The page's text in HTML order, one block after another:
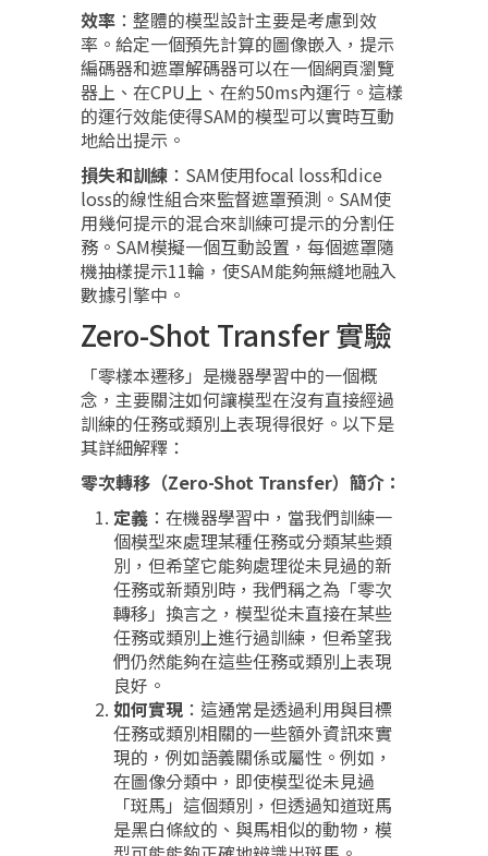
效率 ：整體的模型設計主要是考慮到效
率。給定一個預先計算的圖像嵌入，提示
編碼器和遮罩解碼器可以在一個網頁瀏覽
器上、在CPU上、在約50ms內運行。這樣
的運行效能使得SAM的模型可以實時互動
地給出提示。
損失和訓練 ：SAM使用focal loss和dice
loss的線性組合來監督遮罩預測。SAM使
用幾何提示的混合來訓練可提示的分割任
務。SAM模擬一個互動設置，每個遮罩隨
機抽樣提示11輪，使SAM能夠無縫地融入
數據引擎中。
Zero-Shot Transfer 實驗
「零樣本遷移」是機器學習中的一個概
念，主要關注如何讓模型在沒有直接經過
訓練的任務或類別上表現得很好。以下是
其詳細解釋：
零次轉移（Zero-Shot Transfer）簡介：
定義 ：在機器學習中，當我們訓練一
個模型來處理某種任務或分類某些類
別，但希望它能夠處理從未見過的新
任務或新類別時，我們稱之為「零次
轉移」換言之，模型從未直接在某些
任務或類別上進行過訓練，但希望我
們仍然能夠在這些任務或類別上表現
良好。
如何實現 ：這通常是透過利用與目標
任務或類別相關的一些額外資訊來實
現的，例如語義關係或屬性。例如，
在圖像分類中，即使模型從未見過
「斑馬」這個類別，但透過知道斑馬
是黑白條紋的、與馬相似的動物，模